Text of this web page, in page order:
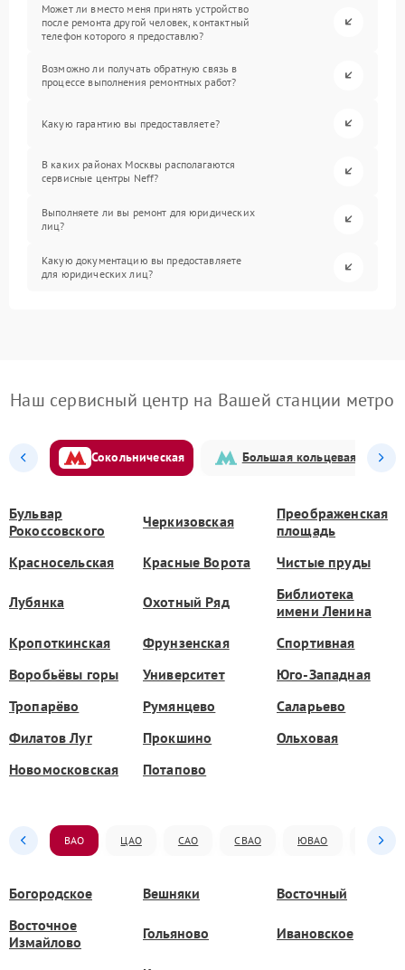
Может ли вместо меня принять устройство
после ремонта другой человек, контактный
телефон которого я предоставлю?
Возможно ли получать обратную связь в
процессе выполнения ремонтных работ?
Какую гарантию вы предоставляете?
В каких районах Москвы располагаются
сервисные центры Neff?
Выполняете ли вы ремонт для юридических
лиц?
Какую документацию вы предоставляете
для юридических лиц?
Наш сервисный центр на Вашей станции метро
Сокольническая Большая кольцевая
Бульвар
Рокоссовского
Черкизовская
Преображенская
площадь
Красносельская
Красные Ворота Чистые пруды
Лубянка Охотный Ряд
Библиотека
имени Ленина
Кропоткинская
Фрунзенская
Спортивная
Воробьёвы горы
Университет
Юго-Западная
Тропарёво
Румянцево
Саларьево
Филатов Луг
Прокшино
Ольховая
Новомосковская
Потапово
ВАО ЦАО САО СВАО ЮВАО ЮАО
Богородское Вешняки
Восточный
Восточное
Измайлово
Гольяново Ивановское